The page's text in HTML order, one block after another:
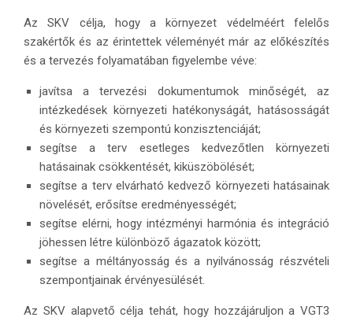
Az SKV célja, hogy a környezet védelméért felelős
szakértők és az érintettek véleményét már az előkészítés
és a tervezés folyamatában figyelembe véve:
javítsa a tervezési dokumentumok minőségét, az
intézkedések környezeti hatékonyságát, hatásosságát
és környezeti szempontú konzisztenciáját;
segítse a terv esetleges kedvezőtlen környezeti
hatásainak csökkentését, kiküszöbölését;
segítse a terv elvárható kedvező környezeti hatásainak
növelését, erősítse eredményességét;
segítse elérni, hogy intézményi harmónia és integráció
jöhessen létre különböző ágazatok között;
segítse a méltányosság és a nyilvánosság részvételi
szempontjainak érvényesülését.
Az SKV alapvető célja tehát, hogy hozzájáruljon a VGT3